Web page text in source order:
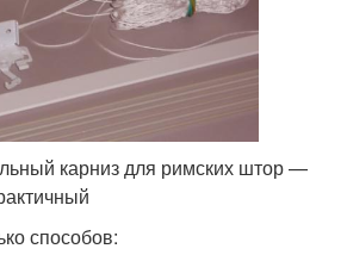
карниз для римских штор —
способов: